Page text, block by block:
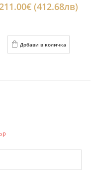
(412.68лв)
Добави в количка